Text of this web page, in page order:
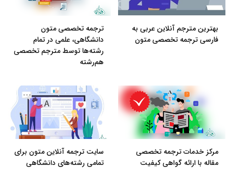
بهترین مترجم آنلاین عربی به
فارسی ترجمه تخصصی متون
ترجمه تخصصی متون
دانشگاهی، علمی در تمام
رشته‌ها توسط مترجم تخصصی
هم‌رشته
مرکز خدمات ترجمه تخصصی
مقاله با ارائه گواهی کیفیت
سایت ترجمه آنلاین متون برای
تمامی رشته‌های دانشگاهی